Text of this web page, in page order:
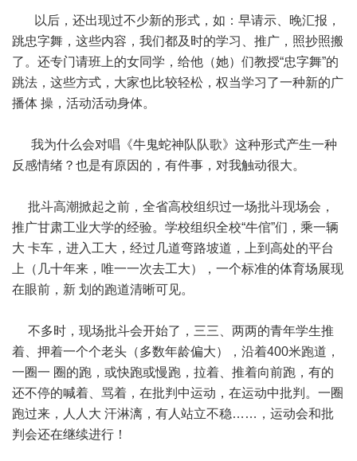
以后，还出现过不少新的形式，如：早请示、晚汇报，
跳忠字舞，这些内容，我们都及时的学习、推广，照抄照搬
了。还专门请班上的女同学，给他（她）们教授“忠字舞”的
跳法，这些方式，大家也比较轻松，权当学习了一种新的广
播体 操，活动活动身体。
我为什么会对唱《牛鬼蛇神队队歌》这种形式产生一种
反感情绪？也是有原因的，有件事，对我触动很大。
批斗高潮掀起之前，全省高校组织过一场批斗现场会，
推广甘肃工业大学的经验。学校组织全校“牛倌”们，乘一辆
大 卡车，进入工大，经过几道弯路坡道，上到高处的平台
上（几十年来，唯一一次去工大），一个标准的体育场展现
在眼前，新 划的跑道清晰可见。
不多时，现场批斗会开始了，三三、两两的青年学生推
着、押着一个个老头（多数年龄偏大），沿着400米跑道，
一圈一 圈的跑，或快跑或慢跑，拉着、推着向前跑，有的
还不停的喊着、骂着，在批判中运动，在运动中批判。一圈
跑过来，人人大 汗淋漓，有人站立不稳……，运动会和批
判会还在继续进行！